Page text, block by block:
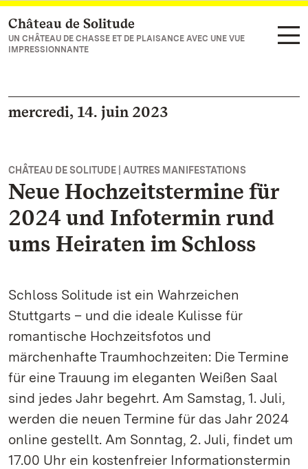
Vers la page d’accueil
Château de Solitude
UN CHÂTEAU DE CHASSE ET DE PLAISANCE AVEC UNE VUE
IMPRESSIONNANTE
mercredi, 14. juin 2023
CHÂTEAU DE SOLITUDE | AUTRES MANIFESTATIONS
Neue Hochzeitstermine für
2024 und Infotermin rund
ums Heiraten im Schloss
Schloss Solitude ist ein Wahrzeichen
Stuttgarts – und die ideale Kulisse für
romantische Hochzeitsfotos und
märchenhafte Traumhochzeiten: Die Termine
für eine Trauung im eleganten Weißen Saal
sind jedes Jahr begehrt. Am Samstag, 1. Juli,
werden die neuen Termine für das Jahr 2024
online gestellt. Am Sonntag, 2. Juli, findet um
17.00 Uhr ein kostenfreier Informationstermin